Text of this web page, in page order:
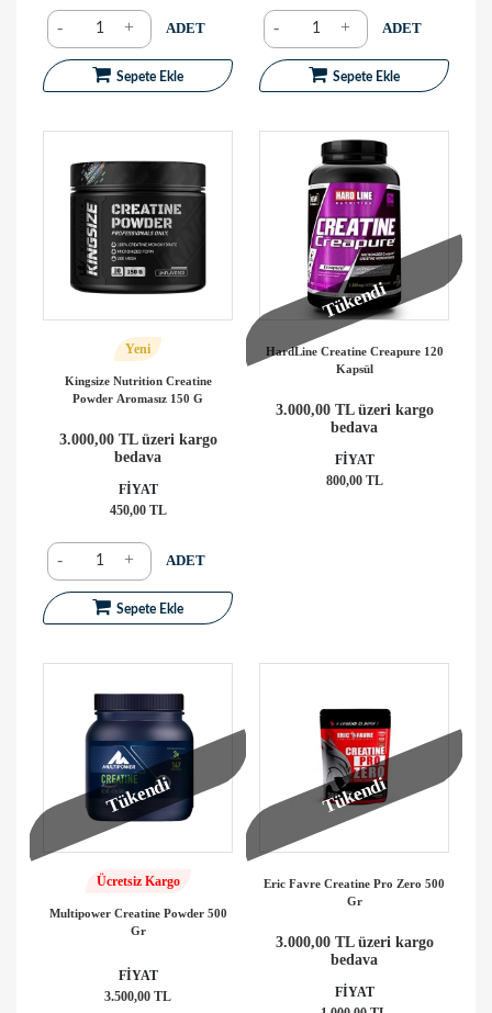
- + ADET
Sepete Ekle
- + ADET
Sepete Ekle
Yeni
Kingsize Nutrition Creatine
Powder Aromasız 150 G
3.000,00 TL üzeri kargo
bedava
FİYAT
450,00 TL
- + ADET
Sepete Ekle
Tükendi
HardLine Creatine Creapure 120
Kapsül
3.000,00 TL üzeri kargo
bedava
FİYAT
800,00 TL
Tükendi
Ücretsiz Kargo
Multipower Creatine Powder 500
Gr
FİYAT
3.500,00 TL
Tükendi
Eric Favre Creatine Pro Zero 500
Gr
3.000,00 TL üzeri kargo
bedava
FİYAT